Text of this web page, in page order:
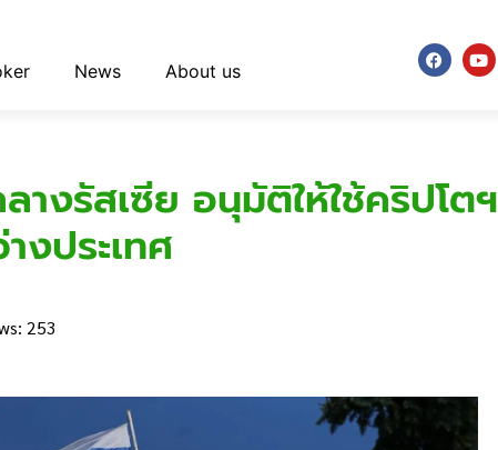
News About us
างรัสเซีย อนุมัติให้ใช้คริปโตฯ
งประเทศ
253